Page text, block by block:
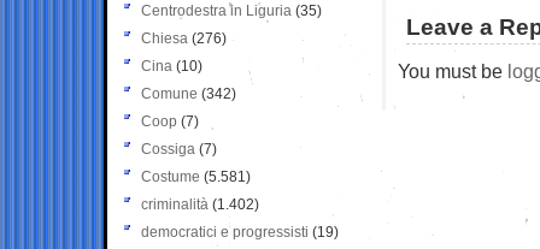
Leave a
You must be
Centrodestra in Liguria (35)
Chiesa (276)
Cina (10)
Comune (342)
Coop (7)
Cossiga (7)
Costume (5.581)
criminalità (1.402)
democratici e progressisti (19)